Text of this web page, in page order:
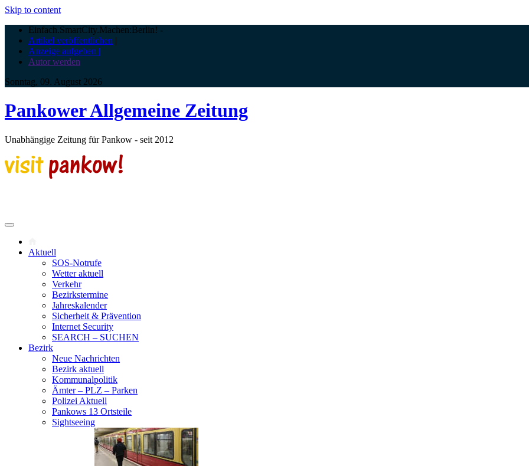
Skip to content
Einfach.SmartCity.Machen:Berlin! -
Artikel veröffentlichen |
Anzeige aufgeben |
Autor werden
Sonntag, 09. August 2026
Pankower Allgemeine Zeitung
Unabhängige Zeitung für Pankow - seit 2012
Aktuell
SOS-Notrufe
Wetter aktuell
Verkehr
Bezirkstermine
Jahreskalender
Sicherheit & Prävention
Internet Security
SEARCH – SUCHEN
Bezirk
Neue Nachrichten
Bezirk aktuell
Kommunalpolitik
Ämter – PLZ – Parken
Polizei Aktuell
Pankows 13 Ortsteile
Sightseeing